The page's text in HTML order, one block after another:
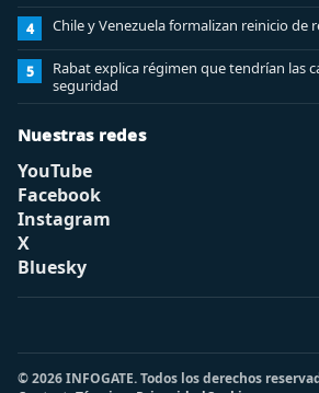
4 Chile y Venezuela formalizan reinicio de
5
Rabat explica régimen que tendrían las
seguridad
Nuestras redes
YouTube
Facebook
Instagram
X
Bluesky
© 2026 INFOGATE. Todos los derechos